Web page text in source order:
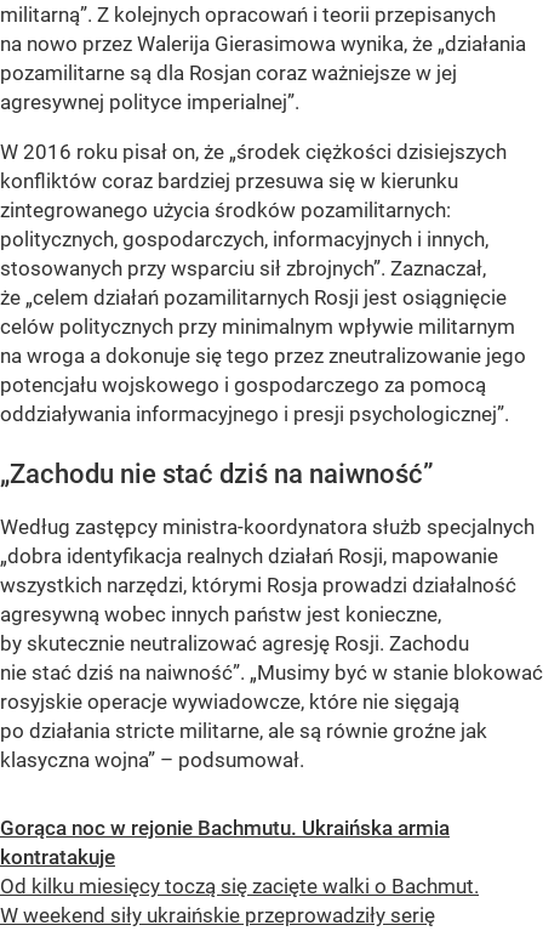
militarną”. Z kolejnych opracowań i teorii przepisanych
na nowo przez Walerija Gierasimowa wynika, że „działania
pozamilitarne są dla Rosjan coraz ważniejsze w jej
agresywnej polityce imperialnej”.
W 2016 roku pisał on, że „środek ciężkości dzisiejszych
konfliktów coraz bardziej przesuwa się w kierunku
zintegrowanego użycia środków pozamilitarnych:
politycznych, gospodarczych, informacyjnych i innych,
stosowanych przy wsparciu sił zbrojnych”. Zaznaczał,
że „celem działań pozamilitarnych Rosji jest osiągnięcie
celów politycznych przy minimalnym wpływie militarnym
na wroga a dokonuje się tego przez zneutralizowanie jego
potencjału wojskowego i gospodarczego za pomocą
oddziaływania informacyjnego i presji psychologicznej”.
„Zachodu nie stać dziś na naiwność”
Według zastępcy ministra-koordynatora służb specjalnych
„dobra identyfikacja realnych działań Rosji, mapowanie
wszystkich narzędzi, którymi Rosja prowadzi działalność
agresywną wobec innych państw jest konieczne,
by skutecznie neutralizować agresję Rosji. Zachodu
nie stać dziś na naiwność”. „Musimy być w stanie blokować
rosyjskie operacje wywiadowcze, które nie sięgają
po działania stricte militarne, ale są równie groźne jak
klasyczna wojna” – podsumował.
Gorąca noc w rejonie Bachmutu. Ukraińska armia
kontratakuje
Od kilku miesięcy toczą się zacięte walki o Bachmut.
W weekend siły ukraińskie przeprowadziły serię